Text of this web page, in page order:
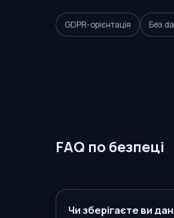
GDPR-орієнтація Без
FAQ по безпеці
Чи зберігаєте ви